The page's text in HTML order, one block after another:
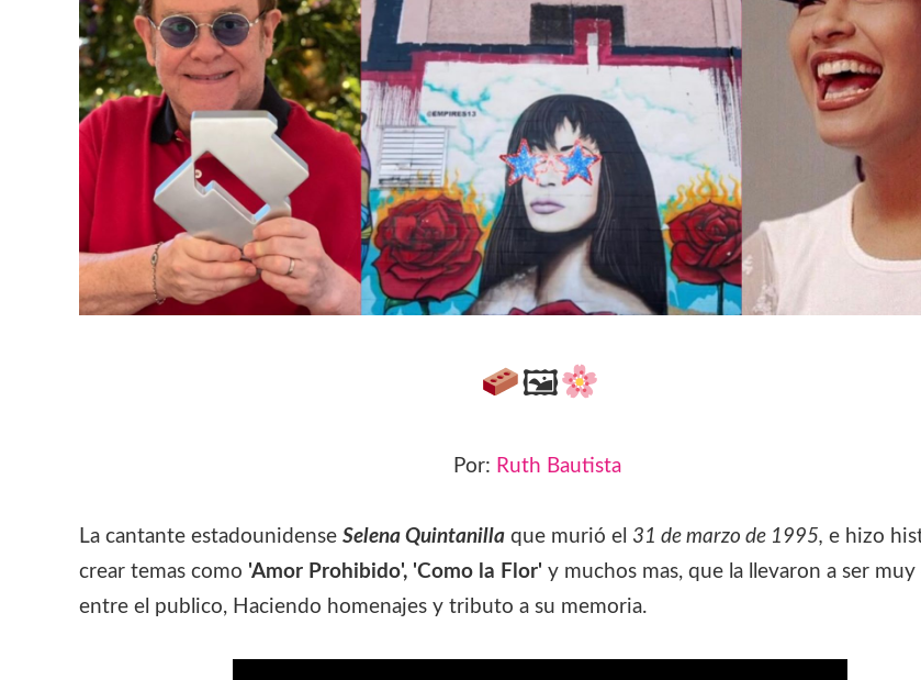
🖼
Por: Ruth Bautista
La cantante estadounidense Selena Quintanilla que murió el 31 de marzo de 1995, e hizo
crear temas como 'Amor Prohibido', 'Como la Flor' y muchos mas, que la llevaron a ser
entre el publico, Haciendo homenajes y tributo a su memoria.